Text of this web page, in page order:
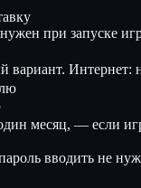
при запуске
вариант. Интернет:
месяц, — если
вводить не